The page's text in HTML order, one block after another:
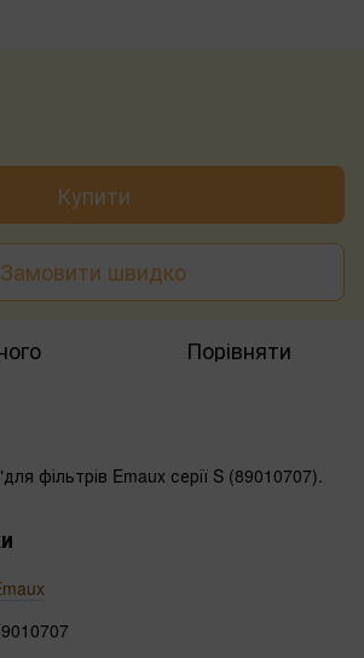
Купити
Замовити швидко
Порівняти
фільтрів Emaux серії S (89010707).